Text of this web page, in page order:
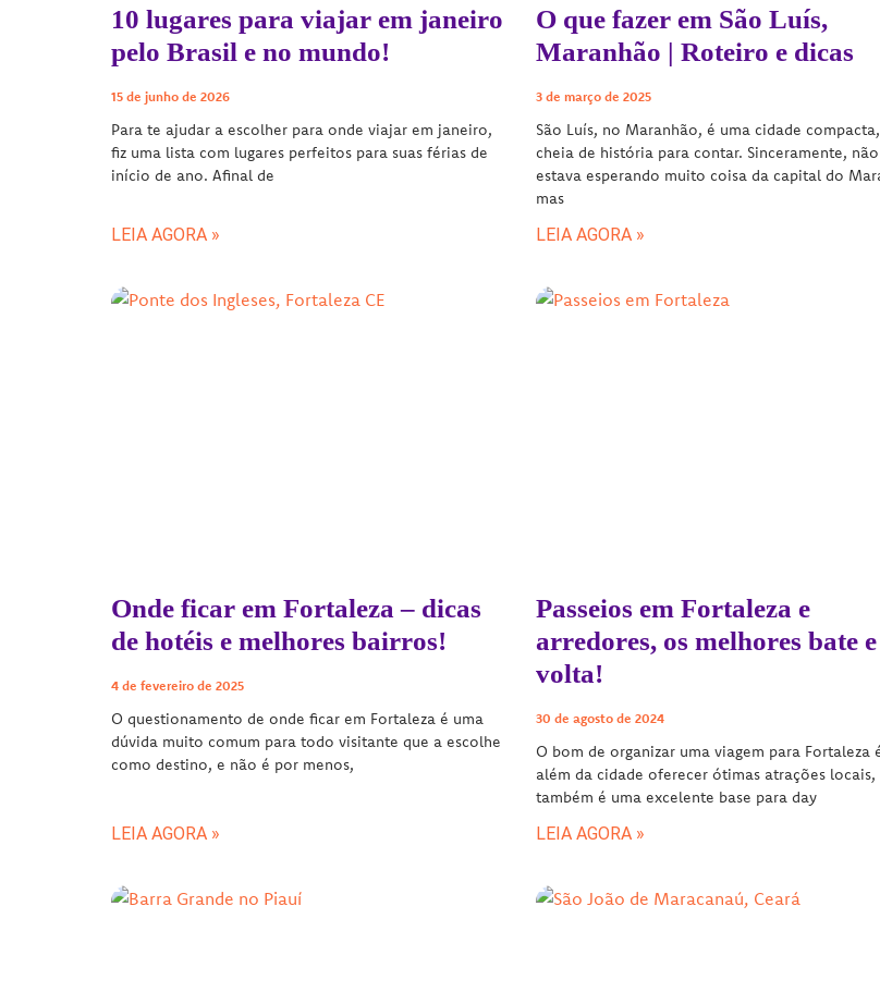
10 lugares para viajar em janeiro
pelo Brasil e no mundo!
15 de junho de 2026
Para te ajudar a escolher para onde viajar em janeiro,
fiz uma lista com lugares perfeitos para suas férias de
início de ano. Afinal de
LEIA AGORA »
O que fazer em São Luís,
Maranhão | Roteiro e dicas
3 de março de 2025
São Luís, no Maranhão, é uma cidade
cheia de história para contar. Sinceramente, não
estava esperando muito coisa da capital do
mas
LEIA AGORA »
Onde ficar em Fortaleza – dicas
de hotéis e melhores bairros!
4 de fevereiro de 2025
O questionamento de onde ficar em Fortaleza é uma
dúvida muito comum para todo visitante que a escolhe
como destino, e não é por menos,
LEIA AGORA »
Passeios em Fortaleza e
arredores, os melhores bate e
volta!
30 de agosto de 2024
O bom de organizar uma viagem para Fortaleza
além da cidade oferecer ótimas atrações locais,
também é uma excelente base para day
LEIA AGORA »